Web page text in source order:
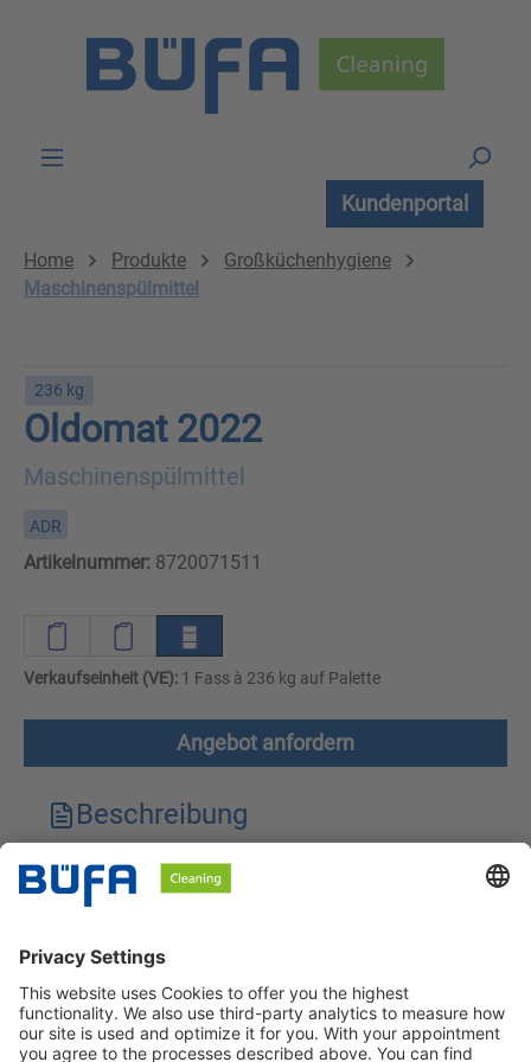
Kundenportal
Home Produkte
Großküchenhygiene
Maschinenspülmittel
236 kg
Oldomat 2022
Maschinenspülmittel
ADR
Artikelnummer: 8720071511
Verkaufseinheit (VE): 1 Fass à 236 kg auf Palette
Angebot anfordern
Beschreibung
Technische Merkmale
Sicherheitshinweise